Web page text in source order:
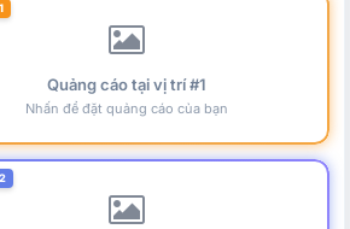
Quảng cáo tại vị trí #1
Nhấn để đặt quảng cáo của bạn